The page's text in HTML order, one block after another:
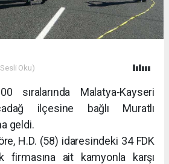
Oku)
sıralarında Malatya-Kayseri
ilçesine bağlı Muratlı
geldi.
H.D. (58) idaresindeki 34 FDK
firmasına ait kamyonla karşı